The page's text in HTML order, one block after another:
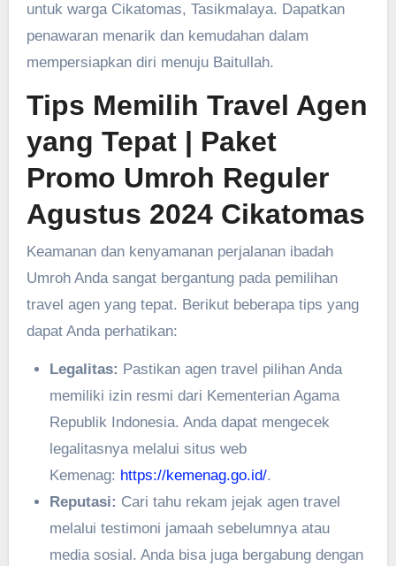
untuk warga Cikatomas, Tasikmalaya. Dapatkan
penawaran menarik dan kemudahan dalam
mempersiapkan diri menuju Baitullah.
Tips Memilih Travel Agen
yang Tepat| Paket
Promo Umroh Reguler
Agustus 2024 Cikatomas
Keamanan dan kenyamanan perjalanan ibadah
Umroh Anda sangat bergantung pada pemilihan
travel agen yang tepat. Berikut beberapa tips yang
dapat Anda perhatikan:
Legalitas: Pastikan agen travel pilihan Anda
memiliki izin resmi dari Kementerian Agama
Republik Indonesia. Anda dapat mengecek
legalitasnya melalui situs web
Kemenag: https://kemenag.go.id/.
Reputasi: Cari tahu rekam jejak agen travel
melalui testimoni jamaah sebelumnya atau
media sosial. Anda bisa juga bergabung dengan